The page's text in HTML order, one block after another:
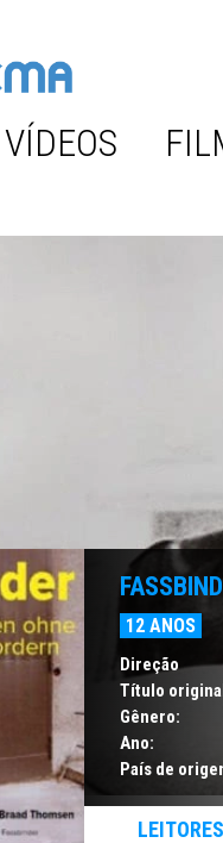
VÍDEOS
12 ANOS
Direção
Título
Gênero:
Ano:
País de
LEITORES